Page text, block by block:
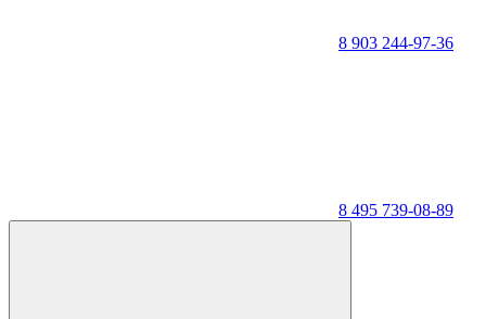
8 903 244-97-36
8 495 739-08-89